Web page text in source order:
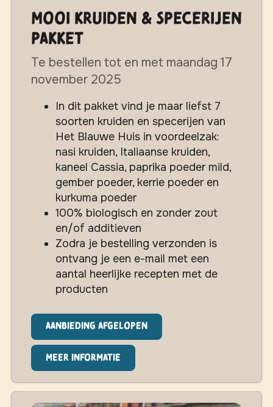
MOOI Kruiden & Specerijen
pakket
Te bestellen tot en met maandag 17
november 2025
In dit pakket vind je maar liefst 7
soorten kruiden en specerijen van
Het Blauwe Huis in voordeelzak:
nasi kruiden, Italiaanse kruiden,
kaneel Cassia, paprika poeder mild,
gember poeder, kerrie poeder en
kurkuma poeder
100% biologisch en zonder zout
en/of additieven
Zodra je bestelling verzonden is
ontvang je een e-mail met een
aantal heerlijke recepten met de
producten
Aanbieding afgelopen
Meer informatie